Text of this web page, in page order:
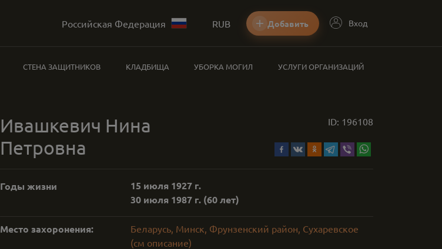
Российская Федерация RUB Добавить Вход
СТЕНА ЗАЩИТНИКОВ КЛАДБИЩА УБОРКА МОГИЛ УСЛУГИ ОРГАНИЗАЦИЙ
Ивашкевич Нина
Петровна
ID: 196108
Годы жизни
15 июля 1927 г.
30 июля 1987 г. (60 лет)
Место захоронения:
Беларусь, Минск, Фрунзенский район, Сухаревское
(см описание)